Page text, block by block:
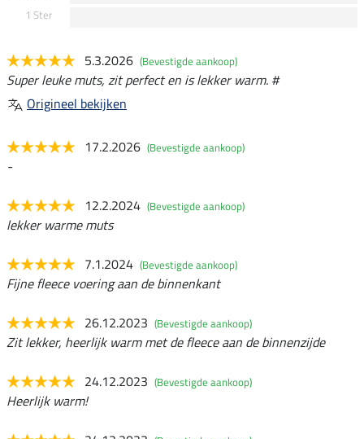
1 Ster
5.3.2026 (Bevestigde aankoop)
Super leuke muts, zit perfect en is lekker warm. #
Origineel bekijken
17.2.2026 (Bevestigde aankoop)
-
12.2.2024 (Bevestigde aankoop)
lekker warme muts
7.1.2024 (Bevestigde aankoop)
Fijne fleece voering aan de binnenkant
26.12.2023 (Bevestigde aankoop)
Zit lekker, heerlijk warm met de fleece aan de binnenzijde
24.12.2023 (Bevestigde aankoop)
Heerlijk warm!